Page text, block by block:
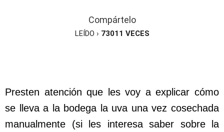
Compártelo
LEÍDO › 73011 VECES
Presten atención que les voy a explicar cómo
se lleva a la bodega la uva una vez cosechada
manualmente (si les interesa saber sobre la